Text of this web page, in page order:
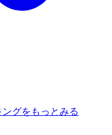
グをもっとみる